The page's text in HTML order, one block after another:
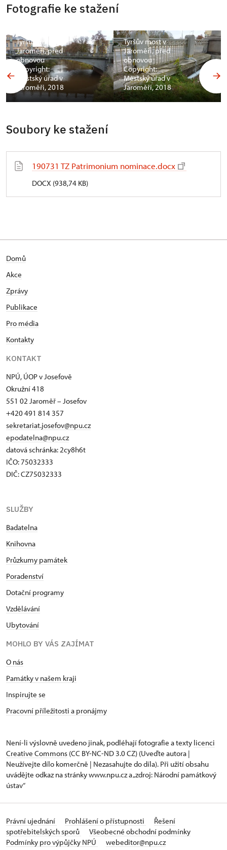
Fotografie ke stažení
Tyršův most v
Jaroměři, před
obnovou
Copyright:
Městský úřad v
Jaroměři, 2018
Tyršův most v
Jaroměři, před
obnovou
Copyright:
Městský úřad v
Jaroměři, 2018
Soubory ke stažení
190731 TZ Patrimonium nominace.docx
DOCX (938,74 KB)
Domů
Akce
Zprávy
Publikace
Pro média
Kontakty
KONTAKT
NPÚ, ÚOP v Josefově
Okružní 418
551 02 Jaroměř – Josefov
+420 491 814 357
sekretariat.josefov@npu.cz
epodatelna@npu.cz
datová schránka: 2cy8h6t​
IČO: 75032333
DIČ: CZ75032333
SLUŽBY
Badatelna
Knihovna
Průzkumy památek
Poradenství
Dotační programy
Vzdělávání
Ubytování
MOHLO BY VÁS ZAJÍMAT
O nás
Památky v našem kraji
Inspirujte se
Pracovní příležitosti a pronájmy
Není-li výslovně uvedeno jinak, podléhají fotografie a texty licenci
Creative Commons (CC BY-NC-ND 3.0 CZ) (Uveďte autora |
Neužívejte dílo komerčně | Nezasahujte do díla). Při užití obsahu
uvádějte odkaz na stránky www.npu.cz a „zdroj: Národní památkový
ústav“
Právní ujednání Prohlášení o přístupnosti
Řešení
spotřebitelských sporů
Všeobecné obchodní podmínky
Podmínky pro výpůjčky NPÚ
webeditor@npu.cz